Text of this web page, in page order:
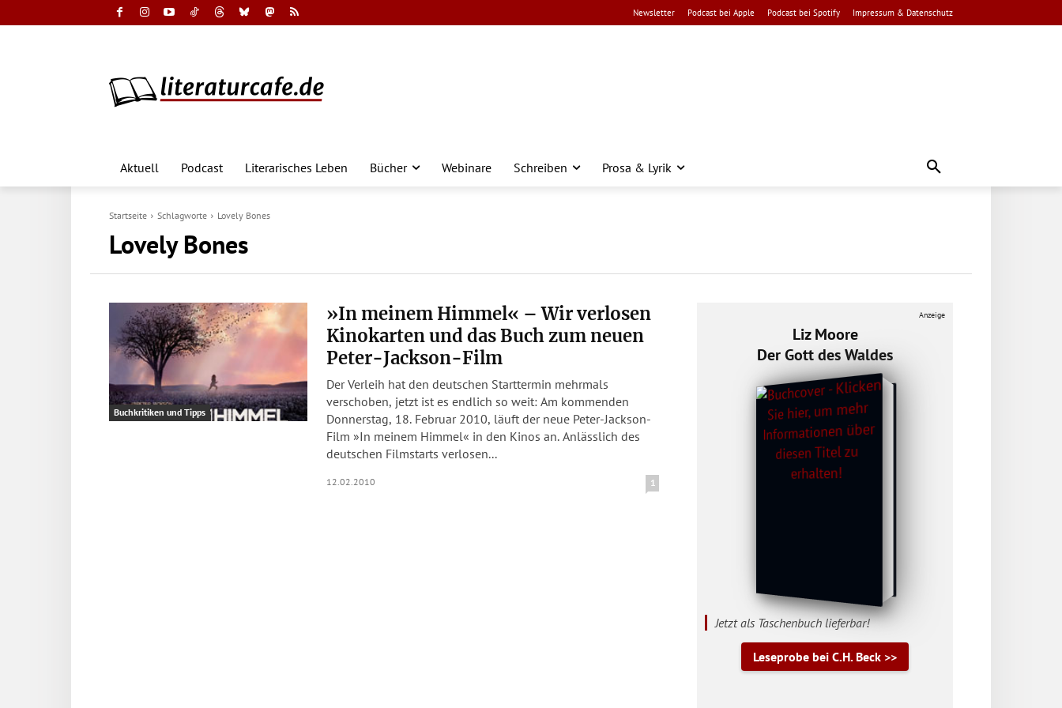
Newsletter Podcast bei Apple Podcast bei Spotify Impressum & Datenschutz
Aktuell Podcast Literarisches Leben Bücher Webinare Schreiben Prosa & Lyrik
Startseite Schlagworte Lovely Bones
Lovely Bones
Buchkritiken und Tipps
»In meinem Himmel« – Wir verlosen
Kinokarten und das Buch zum neuen
Peter-Jackson-Film
Der Verleih hat den deutschen Starttermin mehrmals
verschoben, jetzt ist es endlich so weit: Am kommenden
Donnerstag, 18. Februar 2010, läuft der neue Peter-Jackson-
Film »In meinem Himmel« in den Kinos an. Anlässlich des
deutschen Filmstarts verlosen...
12.02.2010 1
Anzeige
Liz Moore
Der Gott des Waldes
Jetzt als Taschenbuch lieferbar!
Leseprobe bei C.H. Beck >>